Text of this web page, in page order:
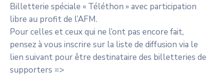
Billetterie spéciale « Téléthon » avec participation
libre au profit de l’AFM.
Pour celles et ceux qui ne l’ont pas encore fait,
pensez à vous inscrire sur la liste de diffusion via le
lien suivant pour être destinataire des billetteries de
supporters =>